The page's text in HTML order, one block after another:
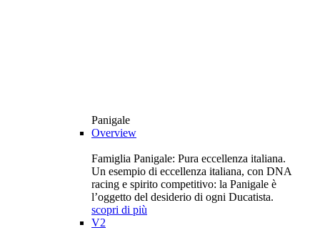
Panigale
Overview
Famiglia Panigale: Pura eccellenza italiana.
Un esempio di eccellenza italiana, con DNA
racing e spirito competitivo: la Panigale è
l’oggetto del desiderio di ogni Ducatista.
scopri di più
V2